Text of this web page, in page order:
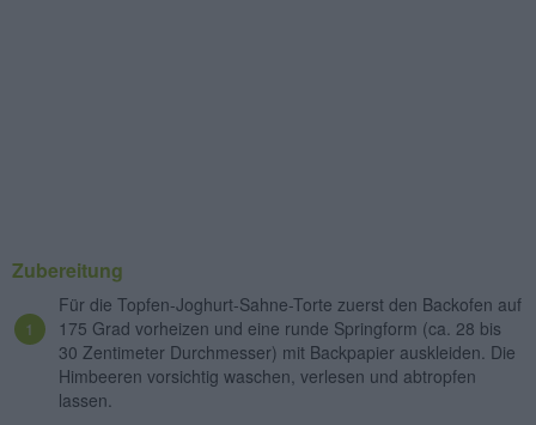
Zubereitung
Für die Topfen-Joghurt-Sahne-Torte zuerst den Backofen auf
175 Grad vorheizen und eine runde Springform (ca. 28 bis
30 Zentimeter Durchmesser) mit Backpapier auskleiden. Die
Himbeeren vorsichtig waschen, verlesen und abtropfen
lassen.